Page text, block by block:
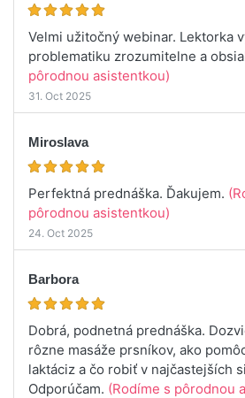
Velmi užitočný webinar. Lektorka
problematiku zrozumitelne a
pôrodnou asistentkou)
31. Oct 2025
Miroslava
Perfektná prednáška. Ďakujem.
pôrodnou asistentkou)
24. Oct 2025
Barbora
Dobrá, podnetná prednáška.
rôzne masáže prsníkov, ako
laktáciz a čo robiť v najčastejších
Odporúčam. (Rodíme s pôrodnou